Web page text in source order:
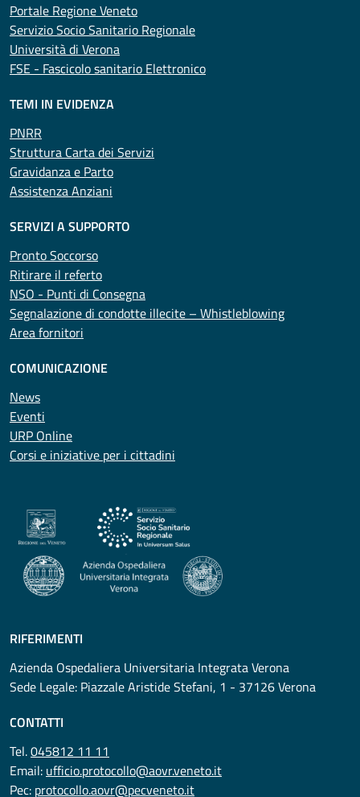
Portale Regione Veneto
Servizio Socio Sanitario Regionale
Università di Verona
FSE - Fascicolo sanitario Elettronico
TEMI IN EVIDENZA
PNRR
Struttura Carta dei Servizi
Gravidanza e Parto
Assistenza Anziani
SERVIZI A SUPPORTO
Pronto Soccorso
Ritirare il referto
NSO - Punti di Consegna
Segnalazione di condotte illecite – Whistleblowing
Area fornitori
COMUNICAZIONE
News
Eventi
URP Online
Corsi e iniziative per i cittadini
RIFERIMENTI
Azienda Ospedaliera Universitaria Integrata Verona
Sede Legale: Piazzale Aristide Stefani, 1 - 37126 Verona
CONTATTI
Tel.045812 11 11
Email: ufficio.protocollo@aovr.veneto.it
Pec: protocollo.aovr@pecveneto.it